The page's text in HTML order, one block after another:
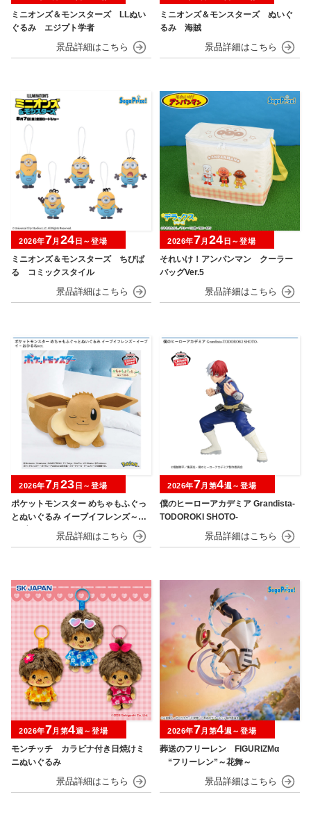
ミニオンズ＆モンスターズ LLぬい
ぐるみ エジプト学者
ミニオンズ＆モンスターズ ぬいぐ
るみ 海賊
ミニオンズ＆モンスターズ ちびぱ
る コミックスタイル
2026年7月 24 日～登場
それいけ！アンパンマン クーラー
バッグVer.5
2026年7月 24 日～登場
ポケットモンスター めちゃもふぐっ
とぬいぐるみ イーブイフレンズ～イ
ーブイ～おひるねver.
2026年7月 23 日～登場
僕のヒーローアカデミア Grandista-
TODOROKI SHOTO-
2026年7月第4週～登場
モンチッチ カラビナ付き日焼けミ
ニぬいぐるみ
2026年7月第4週～登場
葬送のフリーレン FIGURIZMα
“フリーレン”～花舞～
2026年7月第4週～登場